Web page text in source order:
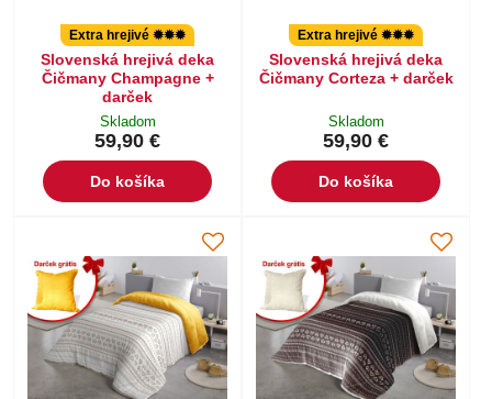
Extra hrejivé ✹✹✹
Slovenská hrejivá deka
Čičmany Champagne +
darček
Skladom
59,90 €
Do košíka
Extra hrejivé ✹✹✹
Slovenská hrejivá deka
Čičmany Corteza + darček
Skladom
59,90 €
Do košíka